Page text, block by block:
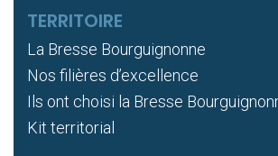
TERRITOIRE
La Bresse Bourguignonne
Nos filières d’excellence
Ils ont choisi la Bresse
Kit territorial